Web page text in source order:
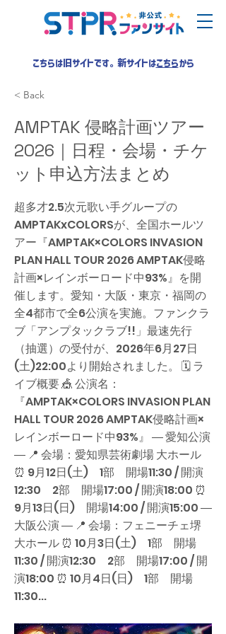
こちらは旧サイトです。新サイトはこちらから
< Back
AMPTAK 侵略計画ツアー
2026｜日程・会場・チケ
ット申込方法まとめ
超多才2.5次元歌い手グループの
AMPTAKxCOLORSが、全国ホールツ
アー『AMPTAK×COLORS INVASION
PLAN HALL TOUR 2026 AMPTAK侵略
計画×レインボーロード中93%』を開
催します。愛知・大阪・東京・福岡の
全4都市で全6公演を実施。ファンクラ
ブ「アンプタックラブ!!」最速先行
（抽選）の受付が、2026年6月27日
(土)22:00より開始されました。 🗓 ラ
イブ概要 🎪 公演名：
『AMPTAK×COLORS INVASION PLAN
HALL TOUR 2026 AMPTAK侵略計画×
レインボーロード中93%』 ― 愛知公演
― 📍 会場：愛知県芸術劇場 大ホール
⏰ 9月12日(土) 1部 開場11:30 / 開演
12:30 2部 開場17:00 / 開演18:00 ⏰
9月13日(日) 開場14:00 / 開演15:00 ―
大阪公演 ― 📍 会場：フェニーチェ堺
大ホール ⏰ 10月3日(土) 1部 開場
11:30 / 開演12:30 2部 開場17:00 / 開
演18:00 ⏰ 10月4日(日) 1部 開場
11:30...